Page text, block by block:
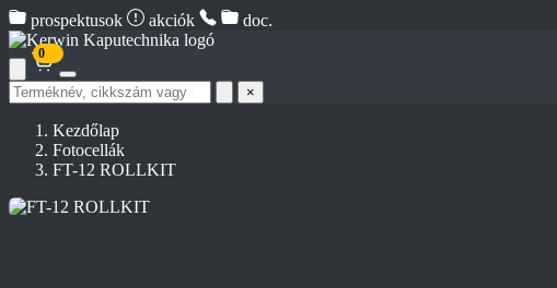
prospektusok akciók doc.
0
Termék
keresése
×
Kezdőlap
Fotocellák
FT-12 ROLLKIT